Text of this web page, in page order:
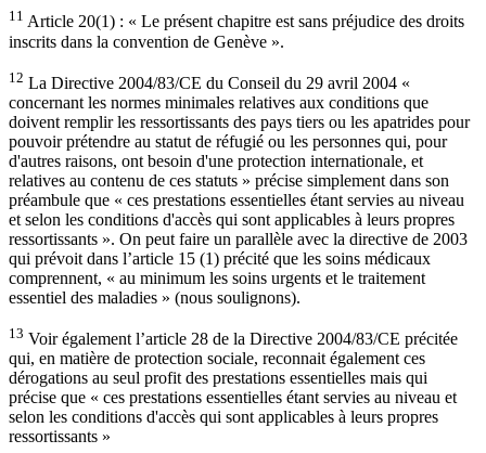
11 Article 20(1) : « Le présent chapitre est sans préjudice des droits
inscrits dans la convention de Genève ».
12 La Directive 2004/83/CE du Conseil du 29 avril 2004 «
concernant les normes minimales relatives aux conditions que
doivent remplir les ressortissants des pays tiers ou les apatrides pour
pouvoir prétendre au statut de réfugié ou les personnes qui, pour
d'autres raisons, ont besoin d'une protection internationale, et
relatives au contenu de ces statuts » précise simplement dans son
préambule que « ces prestations essentielles étant servies au niveau
et selon les conditions d'accès qui sont applicables à leurs propres
ressortissants ». On peut faire un parallèle avec la directive de 2003
qui prévoit dans l’article 15 (1) précité que les soins médicaux
comprennent, « au minimum les soins urgents et le traitement
essentiel des maladies » (nous soulignons).
13 Voir également l’article 28 de la Directive 2004/83/CE précitée
qui, en matière de protection sociale, reconnait également ces
dérogations au seul profit des prestations essentielles mais qui
précise que « ces prestations essentielles étant servies au niveau et
selon les conditions d'accès qui sont applicables à leurs propres
ressortissants »